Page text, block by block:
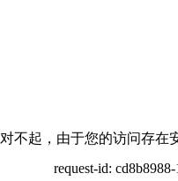
对不起，由于您的访问存在
request-id: